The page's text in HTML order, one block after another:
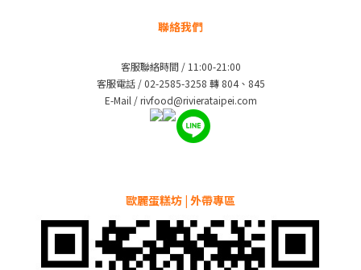
聯絡我們
客服聯絡時間 / 11:00-21:00
客服電話 / 02-2585-3258 轉 804、845
E-Mail / rivfood@rivierataipei.com
歐麗蛋糕坊 | 外帶專區